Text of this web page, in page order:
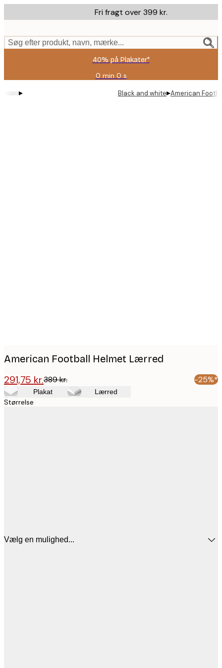
to
content.
Fri fragt over 399 kr.
Søg efter produkt, navn, mærke...
40% på Plakater*
0 min 0 s
Gyldig
indtil:
2026-
▸ Black and white▸American
American Football Helmet Lærred
291,75 kr.389 kr. -25%*
Plakat Lærred
Størrelse
Vælg en mulighed...